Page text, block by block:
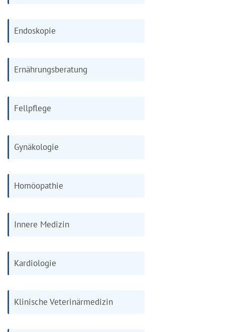
Endoskopie
Ernährungsberatung
Fellpflege
Gynäkologie
Homöopathie
Innere Medizin
Kardiologie
Klinische Veterinärmedizin